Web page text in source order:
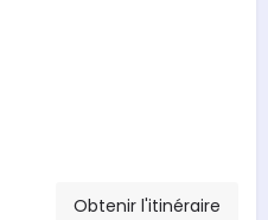
Obtenir l'itinéraire